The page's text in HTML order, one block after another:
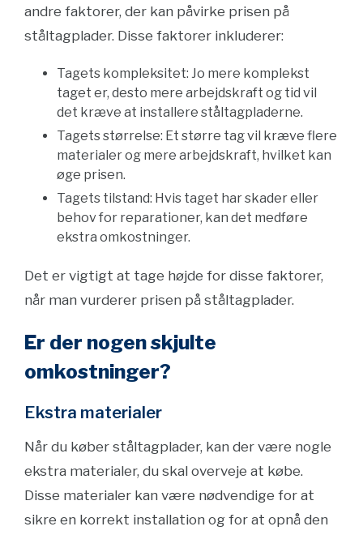
andre faktorer, der kan påvirke prisen på
ståltagplader. Disse faktorer inkluderer:
Tagets kompleksitet: Jo mere komplekst
taget er, desto mere arbejdskraft og tid vil
det kræve at installere ståltagpladerne.
Tagets størrelse: Et større tag vil kræve flere
materialer og mere arbejdskraft, hvilket kan
øge prisen.
Tagets tilstand: Hvis taget har skader eller
behov for reparationer, kan det medføre
ekstra omkostninger.
Det er vigtigt at tage højde for disse faktorer,
når man vurderer prisen på ståltagplader.
Er der nogen skjulte
omkostninger?
Ekstra materialer
Når du køber ståltagplader, kan der være nogle
ekstra materialer, du skal overveje at købe.
Disse materialer kan være nødvendige for at
sikre en korrekt installation og for at opnå den